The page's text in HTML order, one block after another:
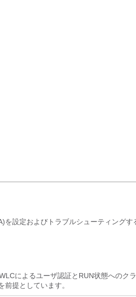
を設定およびトラブルシューティングす
によるユーザ認証とRUN状態へのク
提としています。